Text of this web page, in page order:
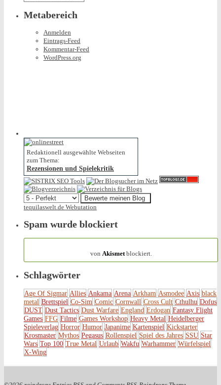
Metabereich
Anmelden
Eintrags-Feed
Kommentar-Feed
WordPress.org
Redaktionell ausgewählte Webseiten
zum Thema:
Rezensionen und Spielekritik
tequilaswelt.de Webutation
Spam wurde blockiert
von Akismetblockiert.
Schlagwörter
Age Of Sigmar Allies Ankama Arena Arkham Asmodee Axis black
metal Brettspiel Co-Sim Comic Cornwall Cross Cult Cthulhu Dofus
DUST Dust Tactics Dust Warfare England Erdogan Fantasy Flight
Games FFG Filme Games Workshop Heavy Metal Heidelberger
Spieleverlag Horror Humor Japanime Kartenspiel Kickstarter
Krosmaster Mythos Pegasus Rollenspiel Spiel des Jahres SSU Star
Wars Top 100 True Metal Urlaub Wakfu Warhammer Würfelspiel
X-Wing